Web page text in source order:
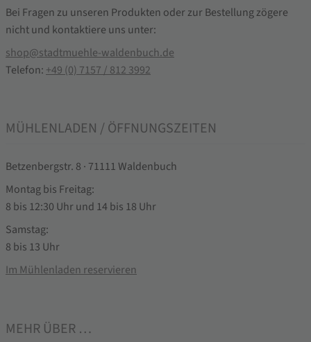
Bei Fragen zu unseren Produkten oder zur Bestellung zögere
nicht und kontaktiere uns unter:
shop@stadtmuehle-waldenbuch.de
Telefon: +49 (0) 7157 / 812 3992
MÜHLENLADEN / ÖFFNUNGSZEITEN
Betzenbergstr. 8 · 71111 Waldenbuch
Montag bis Freitag:
8 bis 12:30 Uhr und 14 bis 18 Uhr
Samstag:
8 bis 13 Uhr
Im Mühlenladen reservieren
MEHR ÜBER …